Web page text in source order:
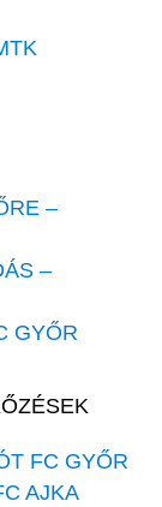
–
–
GYŐR
FC GYŐR
AJKA